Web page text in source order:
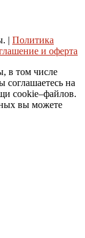
| Политика
и оферта
в том числе
соглашаетесь на
cookie–файлов.
вы можете